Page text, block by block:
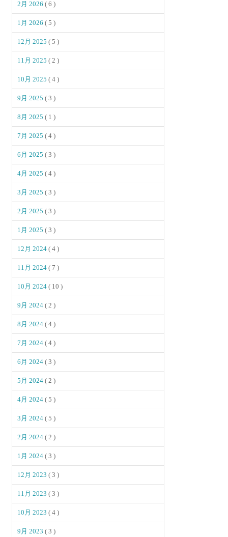
2月 2026( 6 )
1月 2026( 5 )
12月 2025( 5 )
11月 2025( 2 )
10月 2025( 4 )
9月 2025( 3 )
8月 2025( 1 )
7月 2025( 4 )
6月 2025( 3 )
4月 2025( 4 )
3月 2025( 3 )
2月 2025( 3 )
1月 2025( 3 )
12月 2024( 4 )
11月 2024( 7 )
10月 2024( 10 )
9月 2024( 2 )
8月 2024( 4 )
7月 2024( 4 )
6月 2024( 3 )
5月 2024( 2 )
4月 2024( 5 )
3月 2024( 5 )
2月 2024( 2 )
1月 2024( 3 )
12月 2023( 3 )
11月 2023( 3 )
10月 2023( 4 )
9月 2023( 3 )